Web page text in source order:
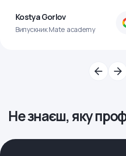
Kostya Gorlov
Випускник Mate academy
Не знаєш, яку